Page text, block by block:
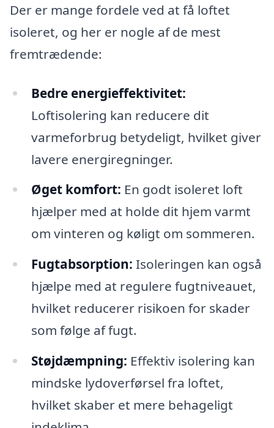
Der er mange fordele ved at få loftet
isoleret, og her er nogle af de mest
fremtrædende:
Bedre energieffektivitet:
Loftisolering kan reducere dit
varmeforbrug betydeligt, hvilket giver
lavere energiregninger.
Øget komfort: En godt isoleret loft
hjælper med at holde dit hjem varmt
om vinteren og køligt om sommeren.
Fugtabsorption: Isoleringen kan også
hjælpe med at regulere fugtniveauet,
hvilket reducerer risikoen for skader
som følge af fugt.
Støjdæmpning: Effektiv isolering kan
mindske lydoverførsel fra loftet,
hvilket skaber et mere behageligt